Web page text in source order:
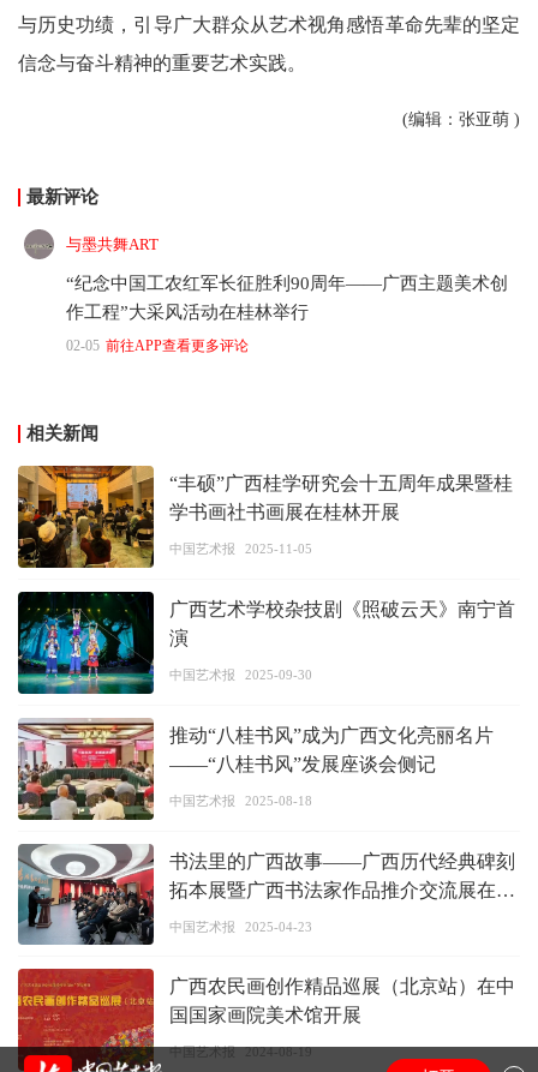
与历史功绩，引导广大群众从艺术视角感悟革命先辈的坚定
信念与奋斗精神的重要艺术实践。
(编辑：张亚萌 )
最新评论
与墨共舞ART
“纪念中国工农红军长征胜利90周年——广西主题美术创
作工程”大采风活动在桂林举行
02-05 前往APP查看更多评论
相关新闻
“丰硕”广西桂学研究会十五周年成果暨桂
学书画社书画展在桂林开展
中国艺术报 2025-11-05
广西艺术学校杂技剧《照破云天》南宁首
演
中国艺术报 2025-09-30
推动“八桂书风”成为广西文化亮丽名片
——“八桂书风”发展座谈会侧记
中国艺术报 2025-08-18
书法里的广西故事——广西历代经典碑刻
拓本展暨广西书法家作品推介交流展在济
南开幕
中国艺术报 2025-04-23
广西农民画创作精品巡展（北京站）在中
国国家画院美术馆开展
中国艺术报 2024-08-19